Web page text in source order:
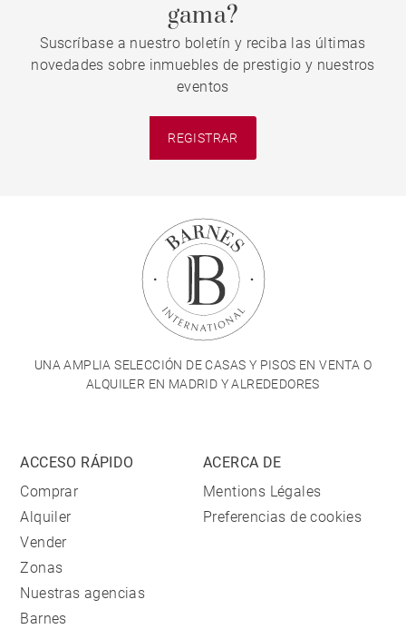
gama?
Suscríbase a nuestro boletín y reciba las últimas
novedades sobre inmuebles de prestigio y nuestros
eventos
REGISTRAR
UNA AMPLIA SELECCIÓN DE CASAS Y PISOS EN VENTA O
ALQUILER EN MADRID Y ALREDEDORES
ACCESO RÁPIDO
Comprar
Alquiler
Vender
Zonas
Nuestras agencias
Barnes
ACERCA DE
Mentions Légales
Preferencias de cookies